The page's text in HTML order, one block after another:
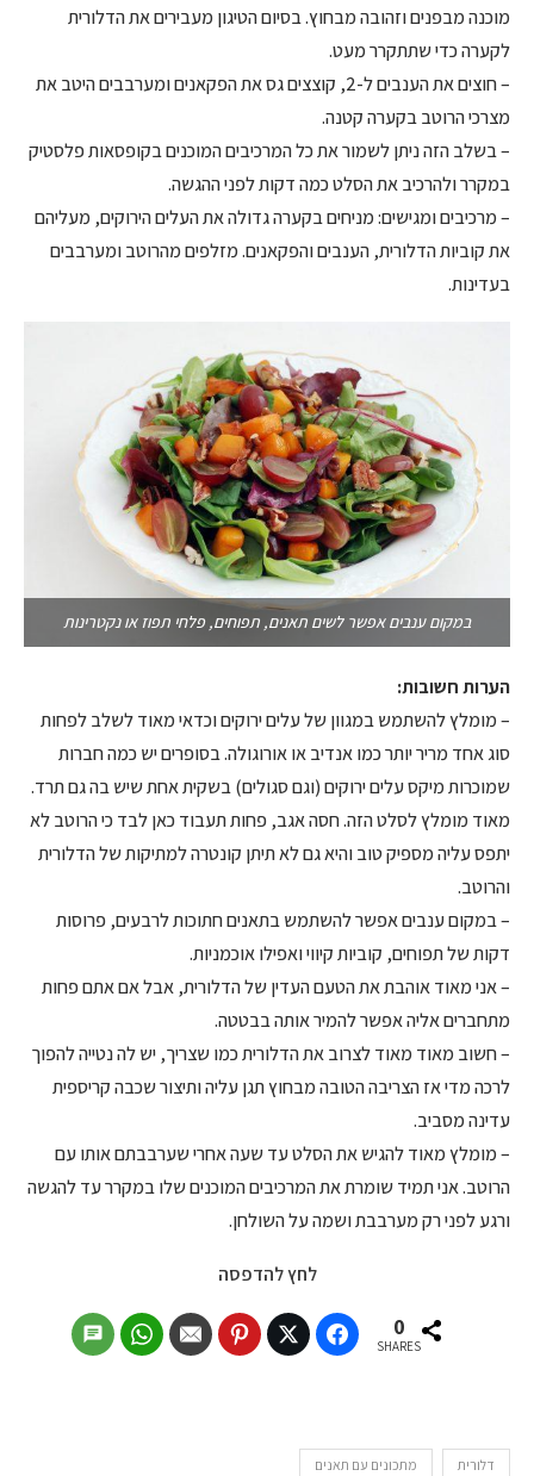
מוכנה מבפנים וזהובה מבחוץ. בסיום הטיגון מעבירים את הדלורית
לקערה כדי שתתקרר מעט.
– חוצים את הענבים ל-2, קוצצים גס את הפקאנים ומערבבים היטב את
מצרכי הרוטב בקערה קטנה.
– בשלב הזה ניתן לשמור את כל המרכיבים המוכנים בקופסאות פלסטיק
במקרר ולהרכיב את הסלט כמה דקות לפני ההגשה.
– מרכיבים ומגישים: מניחים בקערה גדולה את העלים הירוקים, מעליהם
את קוביות הדלורית, הענבים והפקאנים. מזלפים מהרוטב ומערבבים
בעדינות.
במקום ענבים אפשר לשים תאנים, תפוחים, פלחי תפוז או נקטרינות
הערות חשובות:
– מומלץ להשתמש במגוון של עלים ירוקים וכדאי מאוד לשלב לפחות
סוג אחד מריר יותר כמו אנדיב או אורוגולה. בסופרים יש כמה חברות
שמוכרות מיקס עלים ירוקים (וגם סגולים) בשקית אחת שיש בה גם תרד.
מאוד מומלץ לסלט הזה. חסה אגב, פחות תעבוד כאן לבד כי הרוטב לא
יתפס עליה מספיק טוב והיא גם לא תיתן קונטרה למתיקות של הדלורית
והרוטב.
– במקום ענבים אפשר להשתמש בתאנים חתוכות לרבעים, פרוסות
דקות של תפוחים, קוביות קיווי ואפילו אוכמניות.
– אני מאוד אוהבת את הטעם העדין של הדלורית, אבל אם אתם פחות
מתחברים אליה אפשר להמיר אותה בבטטה.
– חשוב מאוד מאוד לצרוב את הדלורית כמו שצריך, יש לה נטייה להפוך
לרכה מדי אז הצריבה הטובה מבחוץ תגן עליה ותיצור שכבה קריספית
עדינה מסביב.
– מומלץ מאוד להגיש את הסלט עד שעה אחרי שערבבתם אותו עם
הרוטב. אני תמיד שומרת את המרכיבים המוכנים שלו במקרר עד להגשה
ורגע לפני רק מערבבת ושמה על השולחן.
לחץ להדפסה
0
SHARES
דלורית מתכונים עם תאנים